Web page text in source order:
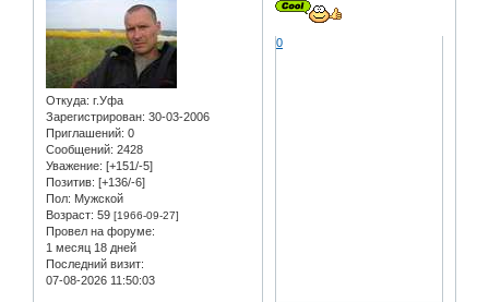
Откуда: г.Уфа
Зарегистрирован: 30-03-2006
Приглашений: 0
Сообщений: 2428
Уважение: [+151/-5]
Позитив: [+136/-6]
Пол: Мужской
Возраст: 59 [1966-09-27]
Провел на форуме:
1 месяц 18 дней
Последний визит:
07-08-2026 11:50:03
0